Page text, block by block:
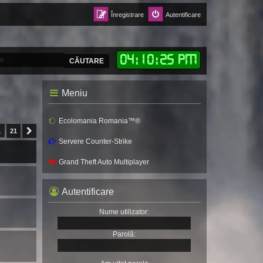
Autentificare
Înregistrare
04: 10:26 PM
CĂUTARE
21
Meniu
Ecolomania Romania™®
Servere Counter-Strike
Grand Theft Auto Multiplayer
Autentificare
Nume utilizator:
Parolă: